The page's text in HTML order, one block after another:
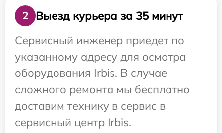
2
Выезд курьера за 35 минут
Сервисный инженер приедет по
указанному адресу для осмотра
оборудования Irbis. В случае
сложного ремонта мы бесплатно
доставим технику в сервис в
сервисный центр Irbis.